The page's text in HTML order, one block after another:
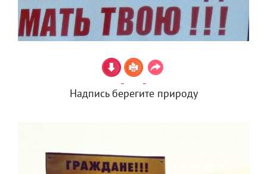
Надпись берегите природу